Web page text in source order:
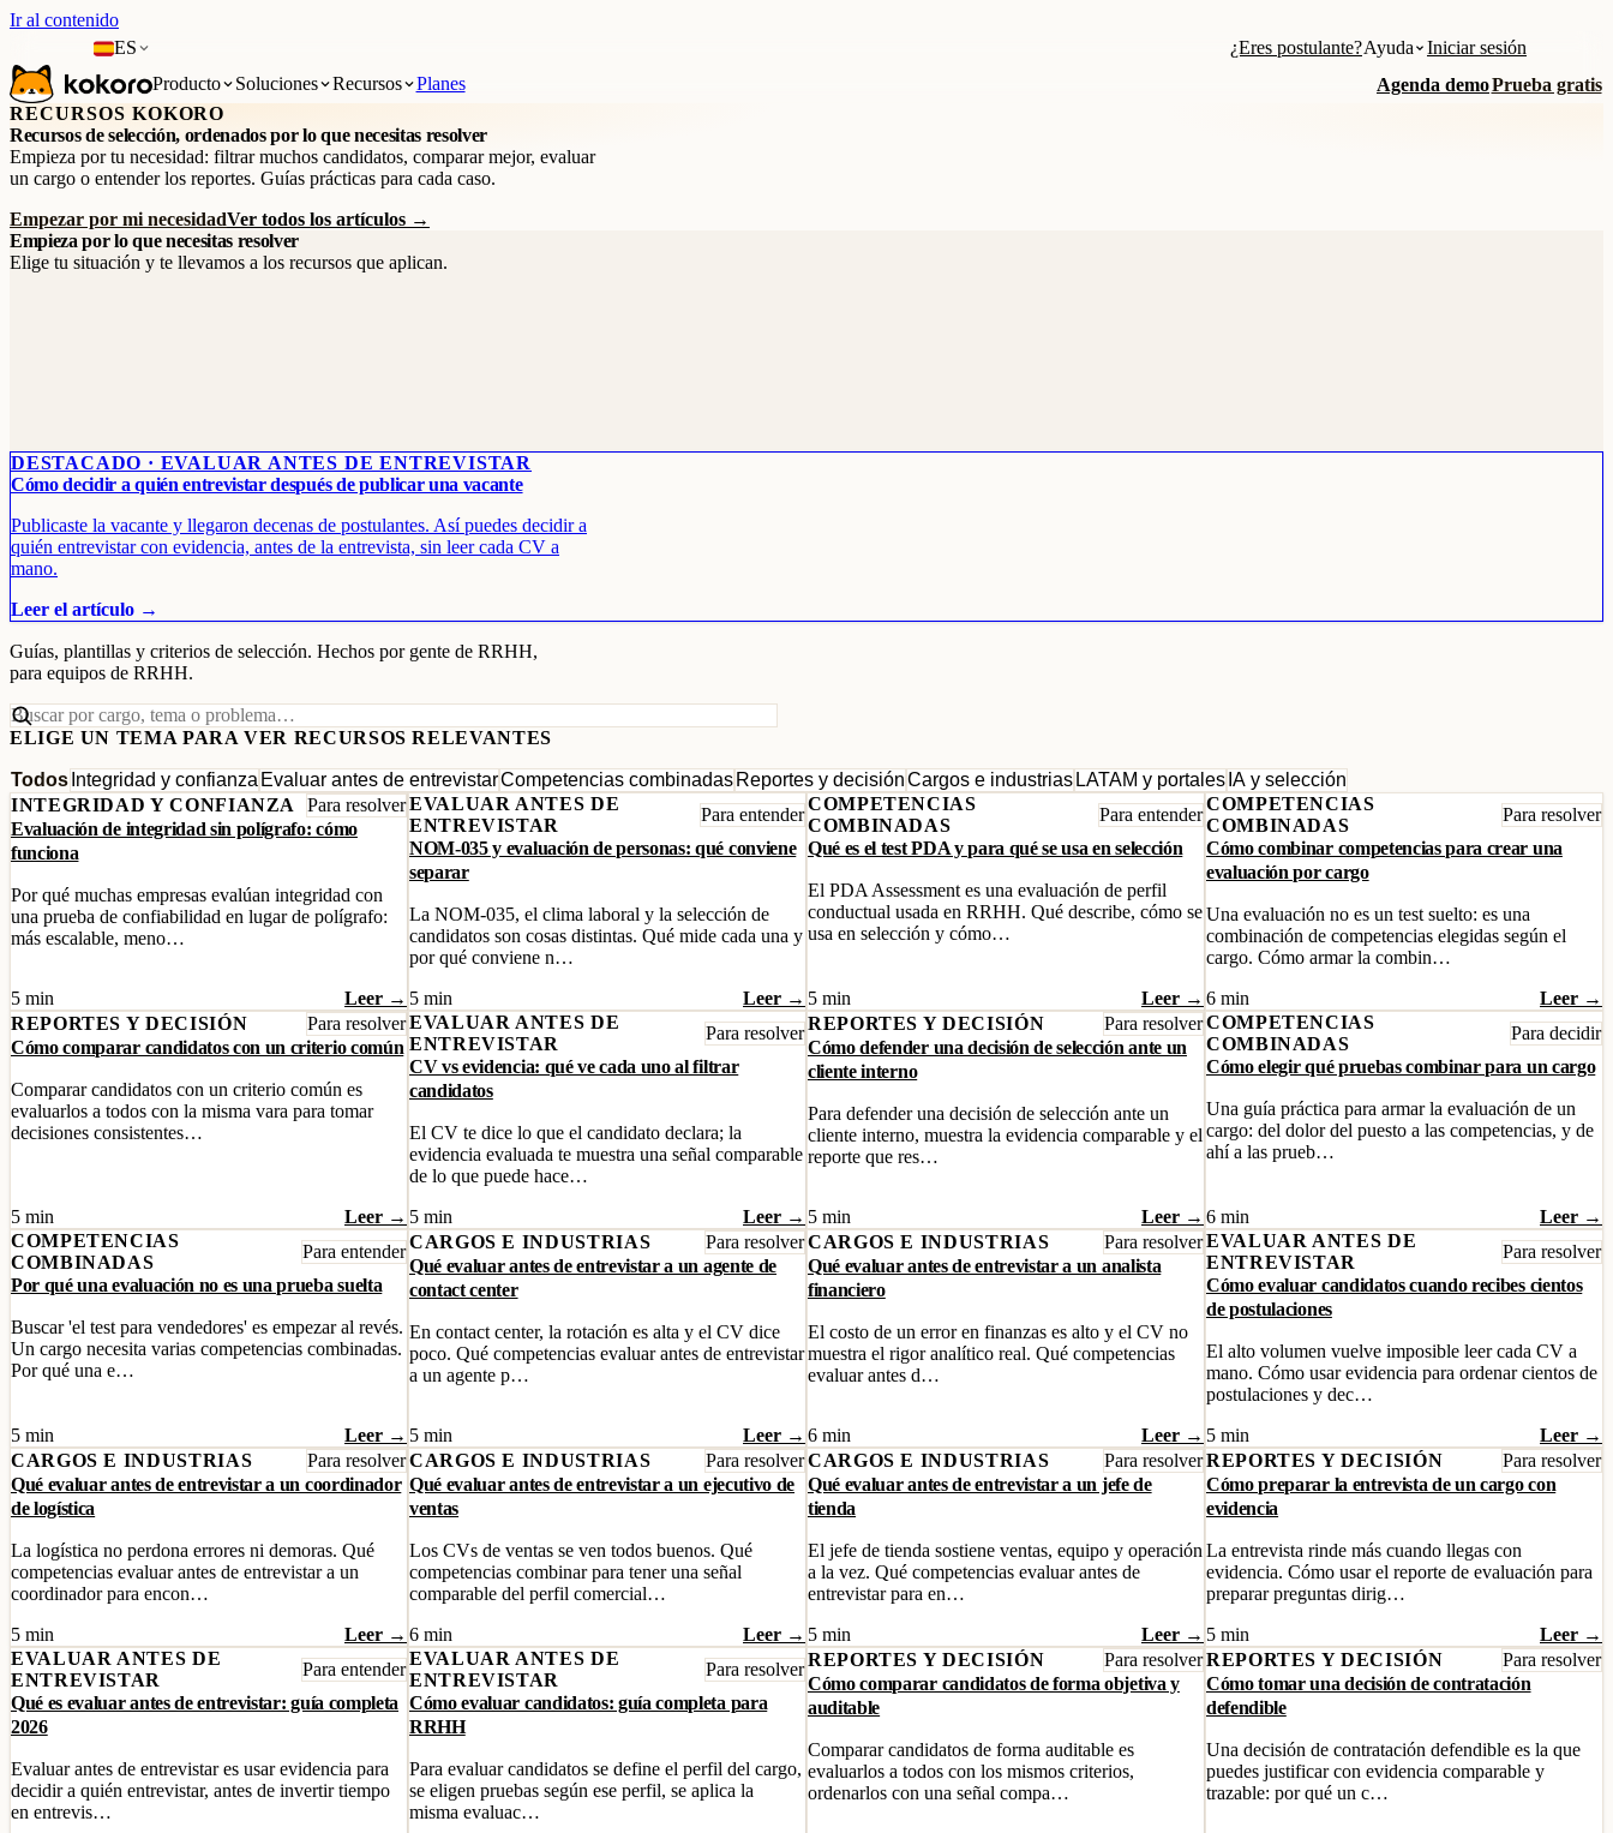
Ir al contenido
ES
¿Eres postulante?Ayuda
Iniciar sesión
Producto
Soluciones Recursos Planes Agenda demoPrueba gratis
RECURSOS KOKORO
Recursos de selección, ordenados por lo que necesitas resolver
Empieza por tu necesidad: filtrar muchos candidatos, comparar mejor, evaluar
un cargo o entender los reportes. Guías prácticas para cada caso.
Empezar por mi necesidadVer todos los artículos →
Empieza por lo que necesitas resolver
Elige tu situación y te llevamos a los recursos que aplican.
DESTACADO · EVALUAR ANTES DE ENTREVISTAR
Cómo decidir a quién entrevistar después de publicar una vacante
Publicaste la vacante y llegaron decenas de postulantes. Así puedes decidir a
quién entrevistar con evidencia, antes de la entrevista, sin leer cada CV a
mano.
Leer el artículo →
Guías, plantillas y criterios de selección. Hechos por gente de RRHH,
para equipos de RRHH.
ELIGE UN TEMA PARA VER RECURSOS RELEVANTES
Todos Integridad y confianza Evaluar antes de entrevistarCompetencias combinadas Reportes y decisiónCargos e industrias LATAM y portales IA y selección
INTEGRIDAD Y CONFIANZA
Para resolver
Evaluación de integridad sin polígrafo: cómo
funciona
Por qué muchas empresas evalúan integridad con
una prueba de confiabilidad en lugar de polígrafo:
más escalable, meno…
5 min Leer →
EVALUAR ANTES DE
ENTREVISTAR
Para entender
NOM-035 y evaluación de personas: qué conviene
separar
La NOM-035, el clima laboral y la selección de
candidatos son cosas distintas. Qué mide cada una y
por qué conviene n…
5 min
Leer →
COMPETENCIAS
COMBINADAS
Para entender
Qué es el test PDA y para qué se usa en selección
El PDA Assessment es una evaluación de perfil
conductual usada en RRHH. Qué describe, cómo se
usa en selección y cómo…
5 min Leer →
COMPETENCIAS
COMBINADAS
Para resolver
Cómo combinar competencias para crear una
evaluación por cargo
Una evaluación no es un test suelto: es una
combinación de competencias elegidas según el
cargo. Cómo armar la combin…
6 min
Leer →
REPORTES Y DECISIÓN
Para resolver
Cómo comparar candidatos con un criterio común
Comparar candidatos con un criterio común es
evaluarlos a todos con la misma vara para tomar
decisiones consistentes…
5 min Leer →
EVALUAR ANTES DE
ENTREVISTAR
Para resolver
CV vs evidencia: qué ve cada uno al filtrar
candidatos
El CV te dice lo que el candidato declara; la
evidencia evaluada te muestra una señal comparable
de lo que puede hace…
5 min
Leer →
REPORTES Y DECISIÓN
Para resolver
Cómo defender una decisión de selección ante un
cliente interno
Para defender una decisión de selección ante un
cliente interno, muestra la evidencia comparable y el
reporte que res…
5 min Leer →
COMPETENCIAS
COMBINADAS
Para decidir
Cómo elegir qué pruebas combinar para un cargo
Una guía práctica para armar la evaluación de un
cargo: del dolor del puesto a las competencias, y de
ahí a las prueb…
6 min
Leer →
COMPETENCIAS
COMBINADAS
Para entender
Por qué una evaluación no es una prueba suelta
Buscar 'el test para vendedores' es empezar al revés.
Un cargo necesita varias competencias combinadas.
Por qué una e…
5 min Leer →
CARGOS E INDUSTRIAS
Para resolver
Qué evaluar antes de entrevistar a un agente de
contact center
En contact center, la rotación es alta y el CV dice
poco. Qué competencias evaluar antes de entrevistar
a un agente p…
5 min Leer →
CARGOS E INDUSTRIAS
Para resolver
Qué evaluar antes de entrevistar a un analista
financiero
El costo de un error en finanzas es alto y el CV no
muestra el rigor analítico real. Qué competencias
evaluar antes d…
6 min Leer →
EVALUAR ANTES DE
ENTREVISTAR
Para resolver
Cómo evaluar candidatos cuando recibes cientos
de postulaciones
El alto volumen vuelve imposible leer cada CV a
mano. Cómo usar evidencia para ordenar cientos de
postulaciones y dec…
5 min
Leer →
CARGOS E INDUSTRIAS
Para resolver
Qué evaluar antes de entrevistar a un coordinador
de logística
La logística no perdona errores ni demoras. Qué
competencias evaluar antes de entrevistar a un
coordinador para encon…
5 min
Leer →
CARGOS E INDUSTRIAS
Para resolver
Qué evaluar antes de entrevistar a un ejecutivo de
ventas
Los CVs de ventas se ven todos buenos. Qué
competencias combinar para tener una señal
comparable del perfil comercial…
6 min
Leer →
CARGOS E INDUSTRIAS
Para resolver
Qué evaluar antes de entrevistar a un jefe de
tienda
El jefe de tienda sostiene ventas, equipo y operación
a la vez. Qué competencias evaluar antes de
entrevistar para en…
5 min
Leer →
REPORTES Y DECISIÓN
Para resolver
Cómo preparar la entrevista de un cargo con
evidencia
La entrevista rinde más cuando llegas con
evidencia. Cómo usar el reporte de evaluación para
preparar preguntas dirig…
5 min
Leer →
EVALUAR ANTES DE
ENTREVISTAR
Para entender
Qué es evaluar antes de entrevistar: guía completa
2026
Evaluar antes de entrevistar es usar evidencia para
decidir a quién entrevistar, antes de invertir tiempo
en entrevis…
EVALUAR ANTES DE
ENTREVISTAR
Para resolver
Cómo evaluar candidatos: guía completa para
RRHH
Para evaluar candidatos se define el perfil del cargo,
se eligen pruebas según ese perfil, se aplica la
misma evaluac…
REPORTES Y DECISIÓN
Para resolver
Cómo comparar candidatos de forma objetiva y
auditable
Comparar candidatos de forma auditable es
evaluarlos a todos con los mismos criterios,
ordenarlos con una señal compa…
REPORTES Y DECISIÓN
Para resolver
Cómo tomar una decisión de contratación
defendible
Una decisión de contratación defendible es la que
puedes justificar con evidencia comparable y
trazable: por qué un c…